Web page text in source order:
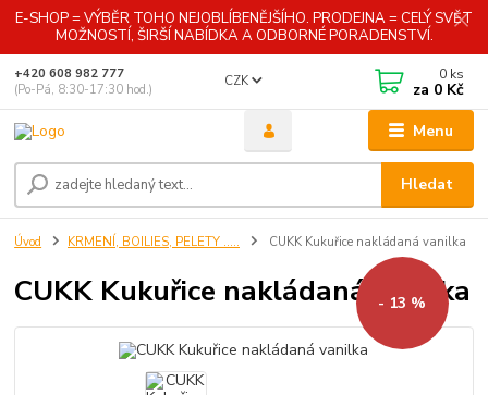
E-SHOP = VÝBĚR TOHO NEJOBLÍBENĚJŠÍHO. PRODEJNA = CELÝ SVĚT
MOŽNOSTÍ, ŠIRŠÍ NABÍDKA A ODBORNÉ PORADENSTVÍ.
Menu
CZK
Hledat
+420 608 982 777
(Po-Pá, 8:30-17:30 hod.)
0 ks
za 0 Kč
Úvod KRMENÍ, BOILIES, PELETY ..... CUKK Kukuřice nakládaná vanilka
CUKK Kukuřice nakládaná vanilka
- 13 %